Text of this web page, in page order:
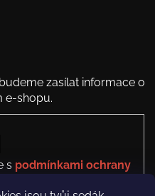
zasílat informace o
e-shopu.
s podmínkami ochrany